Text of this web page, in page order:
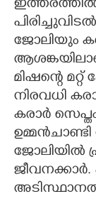
ഇത്തരത്തിൽ
ജോലിയും
മിഷന്റെ
നിരവധി
കരാർ
ജോലിയിൽ